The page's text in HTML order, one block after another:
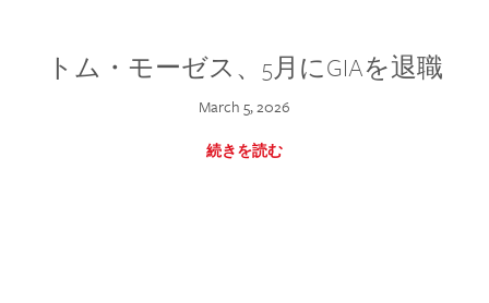
トム・モーゼス、5月にGIAを退職
March 5, 2026
続きを読む